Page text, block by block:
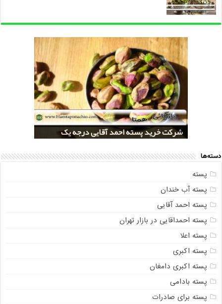
خرید کلی پسته شور اکبری صادراتی
شرکت خرید پسته احمد آقایی درجه یک
قیمت تولید پسته صادراتی رفسنجان
مراکز خريد پسته رفسنجان صادراتی
شرکت خرید پسته اکبری بسته بندی شده
دسته‌ها
پسته
پسته آب خندان
پسته احمد آقایی
پسته احمداقایی در بازار تهران
پسته اعلا
پسته اکبری
پسته اکبری دامغان
پسته بادامی
پسته برای صادرات